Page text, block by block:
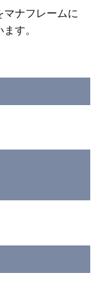
マナフレームに
す。